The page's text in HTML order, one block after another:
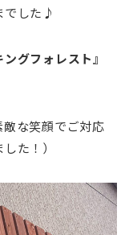
でした♪
ングフォレスト』
敵な笑顔でご対応
た！）